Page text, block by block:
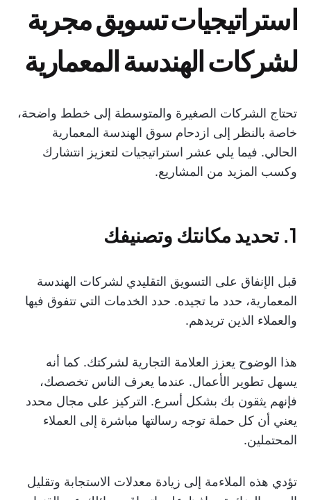
استراتيجيات تسويق مجربة
لشركات الهندسة المعمارية
تحتاج الشركات الصغيرة والمتوسطة إلى خطط واضحة،
خاصة بالنظر إلى ازدحام سوق الهندسة المعمارية
الحالي. فيما يلي عشر استراتيجيات لتعزيز انتشارك
وكسب المزيد من المشاريع.
1. تحديد مكانتك وتصنيفك
قبل الإنفاق على التسويق التقليدي لشركات الهندسة
المعمارية، حدد ما تجيده. حدد الخدمات التي تتفوق فيها
والعملاء الذين تريدهم.
هذا الوضوح يعزز العلامة التجارية لشركتك. كما أنه
يسهل تطوير الأعمال. عندما يعرف الناس تخصصك،
فإنهم يثقون بك بشكل أسرع. التركيز على مجال محدد
يعني أن كل حملة توجه رسالتها مباشرة إلى العملاء
المحتملين.
تؤدي هذه الملاءمة إلى زيادة معدلات الاستجابة وتقليل